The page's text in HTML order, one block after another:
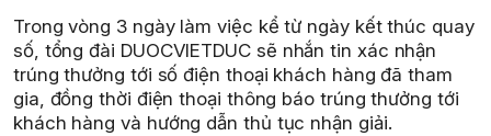
Trong vòng 3 ngày làm việc kể từ ngày kết thúc quay
số, tổng đài DUOCVIETDUC sẽ nhắn tin xác nhận
trúng thưởng tới số điện thoại khách hàng đã tham
gia, đồng thời điện thoại thông báo trúng thưởng tới
khách hàng và hướng dẫn thủ tục nhận giải.